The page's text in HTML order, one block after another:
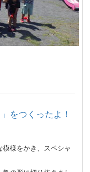
をつくったよ！
様をかき、スペシャ